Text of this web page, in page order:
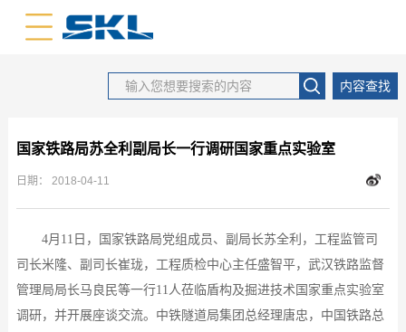
中文版 英文版
内容查找
国家铁路局苏全利副局长一行调研国家重点实验室
日期： 2018-04-11
4月11 日，国家铁路局党组成员、副局长苏全利 ，工程监管司
司长米隆、副司长崔珑， 工程质检中心主任盛智平，武汉铁路监督
管理局局长马良民等一行11人莅临盾构及掘进技术国家重点实验室
调研， 并开展座谈交流。中铁隧道局集团总经理唐忠， 中国铁路总